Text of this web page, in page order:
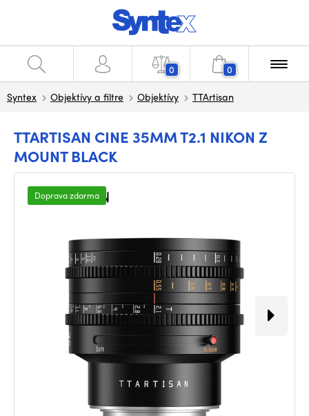
0 0
Syntex Objektívy a filtre Objektívy TTArtisan
TTARTISAN CINE 35MM T2.1 NIKON Z
MOUNT BLACK
Doprava zdarma